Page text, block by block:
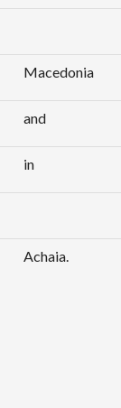
Macedonia
and
in
Achaia.